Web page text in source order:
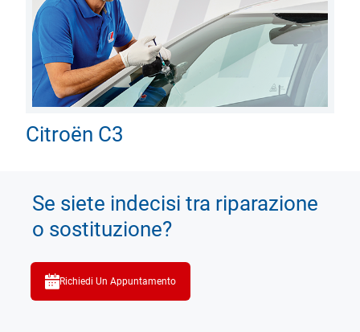
Citroën C3
Se siete indecisi tra riparazione
o sostituzione?
Richiedi Un Appuntamento